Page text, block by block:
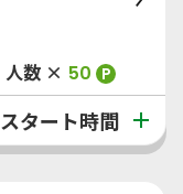
人数 × 50 P
スタート時間